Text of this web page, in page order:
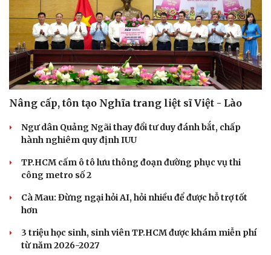
Nâng cấp, tôn tạo Nghĩa trang liệt sĩ Việt - Lào
Ngư dân Quảng Ngãi thay đổi tư duy đánh bắt, chấp
hành nghiêm quy định IUU
TP.HCM cấm ô tô lưu thông đoạn đường phục vụ thi
công metro số 2
Cà Mau: Đừng ngại hỏi AI, hỏi nhiều để được hỗ trợ tốt
hơn
3 triệu học sinh, sinh viên TP.HCM được khám miễn phí
từ năm 2026-2027